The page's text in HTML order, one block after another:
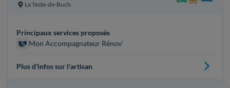
La Teste-de-Buch
Principaux services proposés
Mon Accompagnateur Rénov'
Plus d'infos sur l'artisan